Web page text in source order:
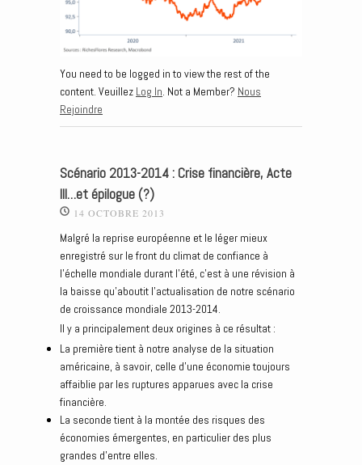
You need to be logged in to view the rest of the
content. Veuillez Log In. Not a Member? Nous
Rejoindre
Scénario 2013-2014 : Crise financière, Acte
III…et épilogue (?)
14 OCTOBRE 2013
Malgré la reprise européenne et le léger mieux
enregistré sur le front du climat de confiance à
l’échelle mondiale durant l’été, c’est à une révision à
la baisse qu’aboutit l’actualisation de notre scénario
de croissance mondiale 2013-2014.
Il y a principalement deux origines à ce résultat :
La première tient à notre analyse de la situation
américaine, à savoir, celle d’une économie toujours
affaiblie par les ruptures apparues avec la crise
financière.
La seconde tient à la montée des risques des
économies émergentes, en particulier des plus
grandes d’entre elles.